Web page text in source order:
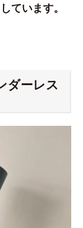
ています。
ダーレス